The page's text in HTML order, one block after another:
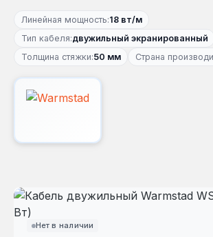
Линейная мощность:18 вт/м
Тип кабеля:двужильный экранированный
Толщина стяжки:50 мм Страна
Нет в наличии
Пропустить галерею изображений